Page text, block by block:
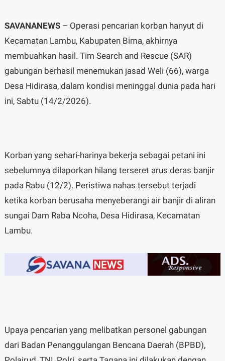
SAVANANEWS– Operasi pencarian korban hanyut di
Kecamatan Lambu, Kabupaten Bima, akhirnya
membuahkan hasil. Tim Search and Rescue (SAR)
gabungan berhasil menemukan jasad Weli (66), warga
Desa Hidirasa, dalam kondisi meninggal dunia pada hari
ini, Sabtu (14/2/2026).
Korban yang sehari-harinya bekerja sebagai petani ini
sebelumnya dilaporkan hilang terseret arus deras banjir
pada Rabu (12/2). Peristiwa nahas tersebut terjadi
ketika korban berusaha menyeberangi air banjir di aliran
sungai Dam Raba Ncoha, Desa Hidirasa, Kecamatan
Lambu.
Upaya pencarian yang melibatkan personel gabungan
dari Badan Penanggulangan Bencana Daerah (BPBD),